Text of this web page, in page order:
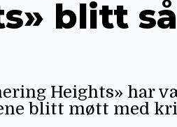
blitt så
Heights» har
blitt møtt med